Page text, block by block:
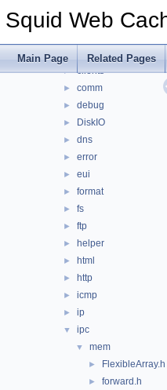
Squid Web
Main Page Related Pages
► anyp
base
► clients
► comm
► debug
► DiskIO
► dns
► error
► eui
► format
► fs
► ftp
► helper
► html
► http
► icmp
► ip
▼ ipc
▼ mem
► FlexibleArray.h
►
forward.h